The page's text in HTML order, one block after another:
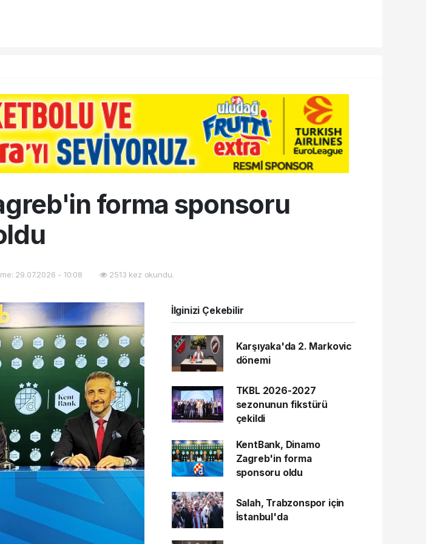
forma sponsoru
29.07.2026 - 10:08 2513 kez okundu.
İlginizi Çekebilir
Karşıyaka'da 2. Markovic
dönemi
TKBL 2026-2027
sezonunun fikstürü
çekildi
KentBank, Dinamo
Zagreb'in forma
sponsoru oldu
Salah, Trabzonspor için
İstanbul'da